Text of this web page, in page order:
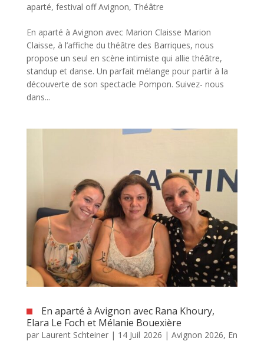
aparté, festival off Avignon, Théâtre
En aparté à Avignon avec Marion Claisse Marion
Claisse, à l’affiche du théâtre des Barriques, nous
propose un seul en scène intimiste qui allie théâtre,
standup et danse. Un parfait mélange pour partir à la
découverte de son spectacle Pompon. Suivez- nous
dans...
En aparté à Avignon avec Rana Khoury,
Elara Le Foch et Mélanie Bouexière
par Laurent Schteiner | 14 Juil 2026 | Avignon 2026, En